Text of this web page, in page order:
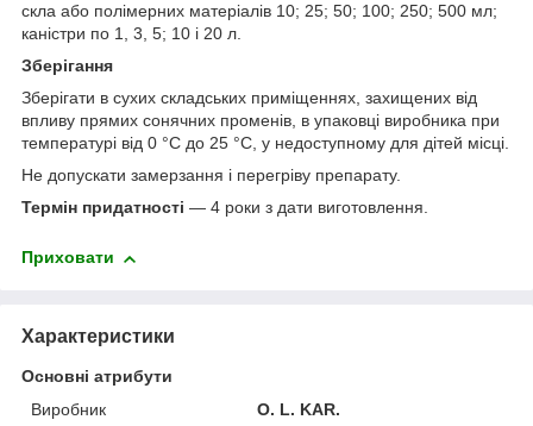
скла або полімерних матеріалів 10; 25; 50; 100; 250; 500 мл;
каністри по 1, 3, 5; 10 і 20 л.
Зберігання
Зберігати в сухих складських приміщеннях, захищених від
впливу прямих сонячних променів, в упаковці виробника при
температурі від 0 °С до 25 °С, у недоступному для дітей місці.
Не допускати замерзання і перегріву препарату.
Термін придатності — 4 роки з дати виготовлення.
Приховати
Характеристики
Основні атрибути
Виробник
O. L. KAR.